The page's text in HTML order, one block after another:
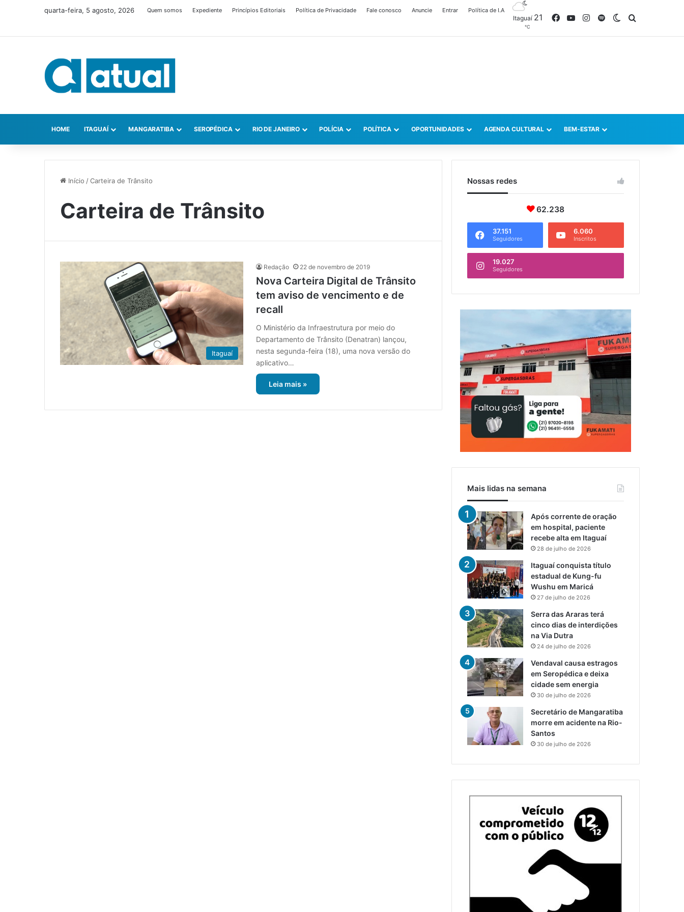
quarta-feira, 5 agosto, 2026 Quem somos Expediente Princípios Editoriais Política de Privacidade Fale conosco Anuncie Entrar Política de I.A
Itaguaí 21
℃
FacebookYouTubeInstagram
SpotifySwitch skin
HOME ITAGUAÍ MANGARATIBA SEROPÉDICA RIO DE JANEIRO POLÍCIA POLÍTICA OPORTUNIDADES AGENDA CULTURAL BEM-ESTAR
Início /Carteira de Trânsito
Carteira de Trânsito
Itaguaí
Redação 22 de novembro de 2019
Nova Carteira Digital de Trânsito
tem aviso de vencimento e de
recall
O Ministério da Infraestrutura por meio do
Departamento de Trânsito (Denatran) lançou,
nesta segunda-feira (18), uma nova versão do
aplicativo…
Leia mais »
Nossas redes
62.238
37.151
Seguidores
6.060
Inscritos
19.027
Seguidores
Mais lidas na semana
Após corrente de oração
em hospital, paciente
recebe alta em Itaguaí
28 de julho de 2026
Itaguaí conquista título
estadual de Kung-fu
Wushu em Maricá
27 de julho de 2026
Serra das Araras terá
cinco dias de interdições
na Via Dutra
24 de julho de 2026
Vendaval causa estragos
em Seropédica e deixa
cidade sem energia
30 de julho de 2026
Secretário de Mangaratiba
morre em acidente na Rio-
Santos
30 de julho de 2026